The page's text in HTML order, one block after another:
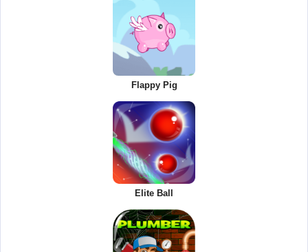
Flappy Pig
Elite Ball